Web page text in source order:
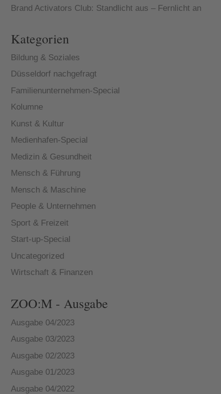
Brand Activators Club: Standlicht aus – Fernlicht an
Kategorien
Bildung & Soziales
Düsseldorf nachgefragt
Familienunternehmen-Special
Kolumne
Kunst & Kultur
Medienhafen-Special
Medizin & Gesundheit
Mensch & Führung
Mensch & Maschine
People & Unternehmen
Sport & Freizeit
Start-up-Special
Uncategorized
Wirtschaft & Finanzen
ZOO:M - Ausgabe
Ausgabe 04/2023
Ausgabe 03/2023
Ausgabe 02/2023
Ausgabe 01/2023
Ausgabe 04/2022